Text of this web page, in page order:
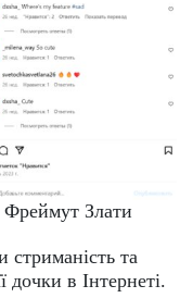
Фреймут Злати
стриманість та
дочки в Інтернеті.